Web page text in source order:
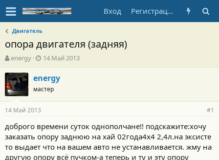
Вход Регистрация
Двигатель
опора двигателя (задняя)
А
в
т
о
р
т
е
м
ы
energy
Д
а
т
а
н
а
а
л
а
14 Май 2013
energy
мастер
14 Май 2013 #1
доброго времени суток однополчане!! подскажите:хочу
заказать опору заднюю на хай 02года4х4 2,4л.на эксисте
то выдает что на вашем авто не устанавливается. жму на
другую опору всё пучком-а теперь и ту и эту опору